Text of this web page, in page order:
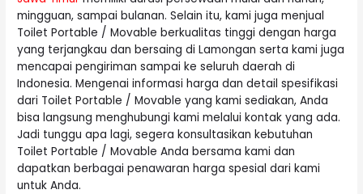
mingguan, sampai bulanan. Selain itu, kami juga menjual
Toilet Portable / Movable berkualitas tinggi dengan harga
yang terjangkau dan bersaing di Lamongan serta kami juga
mencapai pengiriman sampai ke seluruh daerah di
Indonesia. Mengenai informasi harga dan detail spesifikasi
dari Toilet Portable / Movable yang kami sediakan, Anda
bisa langsung menghubungi kami melalui kontak yang ada.
Jadi tunggu apa lagi, segera konsultasikan kebutuhan
Toilet Portable / Movable Anda bersama kami dan
dapatkan berbagai penawaran harga spesial dari kami
untuk Anda.